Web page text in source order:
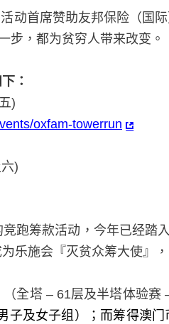
活动首席赞助友邦保险（国
步，都为贫穷人带来改变。
：
)
oxfam-towerrun
)
跑筹款活动，今年已经
乐施会『灭贫众筹大使』
（全塔 – 61层及半塔体验赛
子及女子组）；而筹得澳门